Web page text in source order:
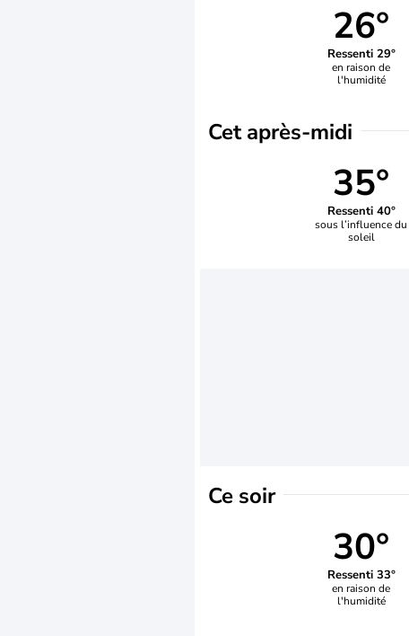
26°
Ressenti 29°
en raison de
l'humidité
Cet après-midi
35°
Ressenti 40°
sous l’influence du
soleil
Ce soir
30°
Ressenti 33°
en raison de
l'humidité